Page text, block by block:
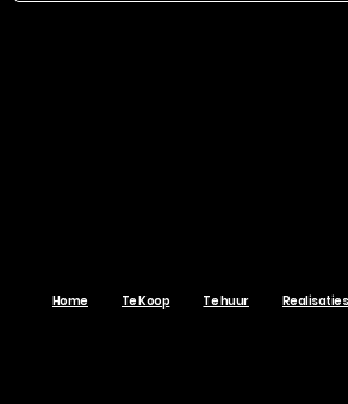
Home Te Koop Te huur Realisaties